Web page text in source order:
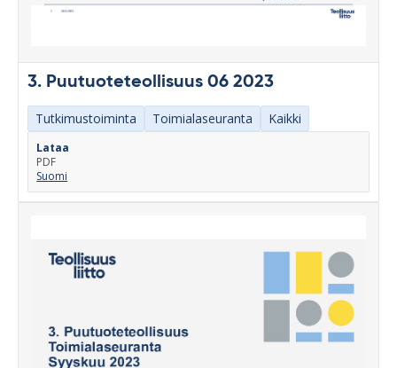
3. Puutuoteteollisuus 06 2023
Tutkimustoiminta Toimialaseuranta Kaikki
Lataa
PDF
Suomi